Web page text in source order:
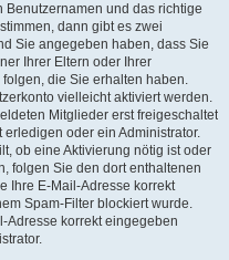
Benutzernamen und das richtige
dann gibt es zwei
Sie angegeben haben, dass Sie
Ihrer Eltern oder Ihrer
die Sie erhalten haben.
vielleicht aktiviert werden.
Mitglieder erst freigeschaltet
oder ein Administrator.
ob eine Aktivierung nötig ist oder
folgen Sie den dort enthaltenen
Ihre E-Mail-Adresse korrekt
Spam-Filter blockiert wurde.
Adresse korrekt eingegeben